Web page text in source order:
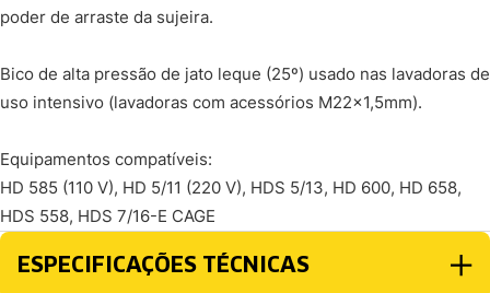
poder de arraste da sujeira.
Bico de alta pressão de jato leque (25º) usado nas lavadoras de
uso intensivo (lavadoras com acessórios M22x1,5mm).
Equipamentos compatíveis:
HD 585 (110 V), HD 5/11 (220 V), HDS 5/13, HD 600, HD 658,
HDS 558, HDS 7/16-E CAGE
ESPECIFICAÇÕES TÉCNICAS